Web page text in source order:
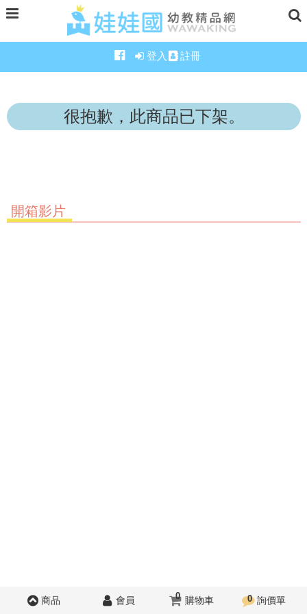
登入 註冊
很抱歉，此商品已下架。
開箱影片
商品 會員 0 購物車 0 詢價單